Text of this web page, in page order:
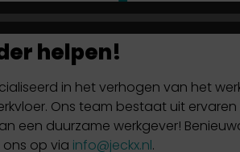
helpen!
in het verhogen van het
Ons team bestaat uit
een duurzame werkgever!
op via info@jeckx.nl.